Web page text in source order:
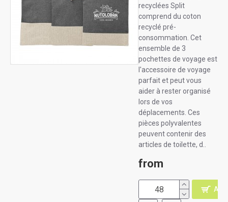
recyclées Split
comprend du coton
recyclé pré-
consommation. Cet
ensemble de 3
pochettes de voyage est
l'accessoire de voyage
parfait et peut vous
aider à rester organisé
lors de vos
déplacements. Ces
pièces polyvalentes
peuvent contenir des
articles de toilette, d..
from